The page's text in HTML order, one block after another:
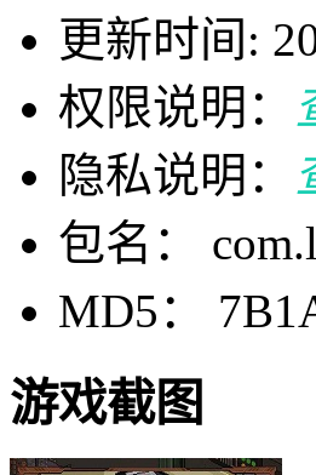
更新时间:
权限说明：
隐私说明：
包名：
MD5：
游戏截图